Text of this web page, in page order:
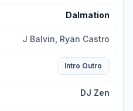
Dalmation
J Balvin, Ryan Castro
Intro Outro
DJ Zen